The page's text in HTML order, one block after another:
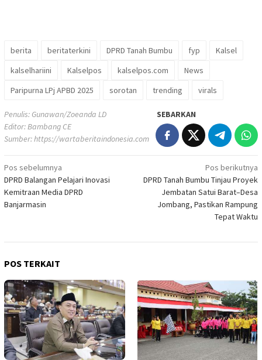
berita beritaterkini DPRD Tanah Bumbu fyp
Kalsel
kalselhariini
Kalselpos kalselpos.com
News
Paripurna LPj APBD 2025
sorotan trending virals
Penulis: Gunawan/Zoeanda LD
Editor: Bambang CE
Sumber:https://wartaberitaindonesia.com
SEBARKAN
Navigasi
pos
Pos sebelumnya
DPRD Balangan Pelajari Inovasi
Kemitraan Media DPRD
Banjarmasin
Pos berikutnya
DPRD Tanah Bumbu Tinjau Proyek
Jembatan Satui Barat–Desa
Jombang, Pastikan Rampung
Tepat Waktu
POS TERKAIT